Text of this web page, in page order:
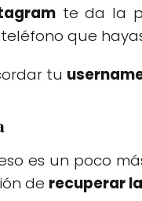
te da la
que
tu
es un poco
de recuperar